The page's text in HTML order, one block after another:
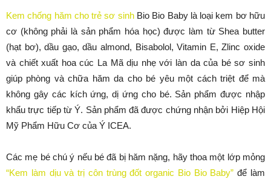
Kem chống hăm cho trẻ sơ sinhBio Bio Baby là loại kem bơ hữu
cơ (không phải là sản phẩm hóa học) được làm từ Shea butter
(hạt bơ), dầu gạo, dầu almond, Bisabolol, Vitamin E, Zlinc oxide
và chiết xuất hoa cúc La Mã dịu nhẹ với làn da của bé sơ sinh
giúp phòng và chữa hăm da cho bé yêu một cách triệt để mà
không gây các kích ứng, dị ứng cho bé. Sản phẩm được nhập
khẩu trực tiếp từ Ý. Sản phẩm đã được chứng nhận bởi Hiệp Hội
Mỹ Phẩm Hữu Cơ của Ý ICEA.
Các mẹ bé chú ý nếu bé đã bị hăm nặng, hãy thoa một lớp mỏng
“Kem làm dịu và trị côn trùng đốt organic Bio Bio Baby” để làm